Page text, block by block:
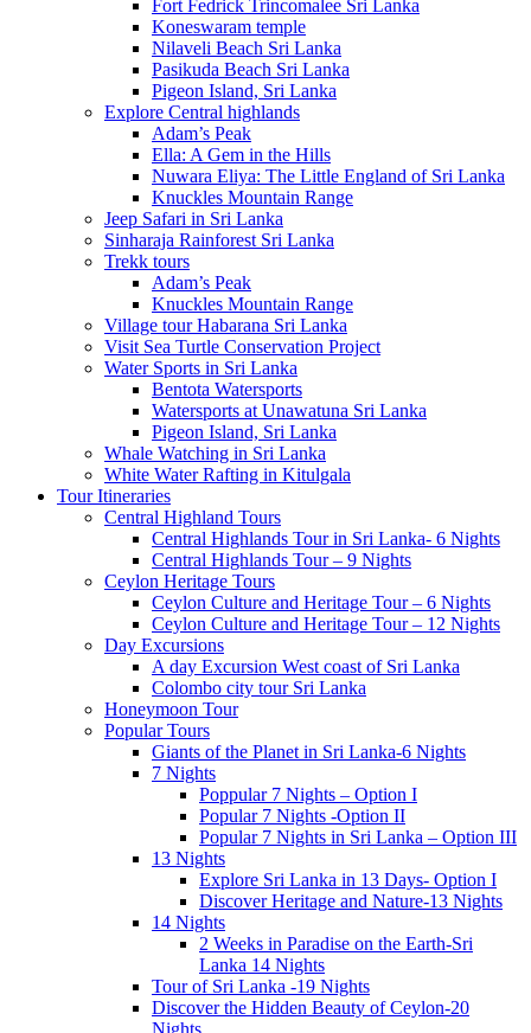
Fort Fedrick Trincomalee Sri Lanka
Koneswaram temple
Nilaveli Beach Sri Lanka
Pasikuda Beach Sri Lanka
Pigeon Island, Sri Lanka
Explore Central highlands
Adam’s Peak
Ella: A Gem in the Hills
Nuwara Eliya: The Little England of Sri Lanka
Knuckles Mountain Range
Jeep Safari in Sri Lanka
Sinharaja Rainforest Sri Lanka
Trekk tours
Adam’s Peak
Knuckles Mountain Range
Village tour Habarana Sri Lanka
Visit Sea Turtle Conservation Project
Water Sports in Sri Lanka
Bentota Watersports
Watersports at Unawatuna Sri Lanka
Pigeon Island, Sri Lanka
Whale Watching in Sri Lanka
White Water Rafting in Kitulgala
Tour Itineraries
Central Highland Tours
Central Highlands Tour in Sri Lanka- 6 Nights
Central Highlands Tour – 9 Nights
Ceylon Heritage Tours
Ceylon Culture and Heritage Tour – 6 Nights
Ceylon Culture and Heritage Tour – 12 Nights
Day Excursions
A day Excursion West coast of Sri Lanka
Colombo city tour Sri Lanka
Honeymoon Tour
Popular Tours
Giants of the Planet in Sri Lanka-6 Nights
7 Nights
Poppular 7 Nights – Option I
Popular 7 Nights -Option II
Popular 7 Nights in Sri Lanka – Option III
13 Nights
Explore Sri Lanka in 13 Days- Option I
Discover Heritage and Nature-13 Nights
14 Nights
2 Weeks in Paradise on the Earth-Sri
Lanka 14 Nights
Tour of Sri Lanka -19 Nights
Discover the Hidden Beauty of Ceylon-20
Nights